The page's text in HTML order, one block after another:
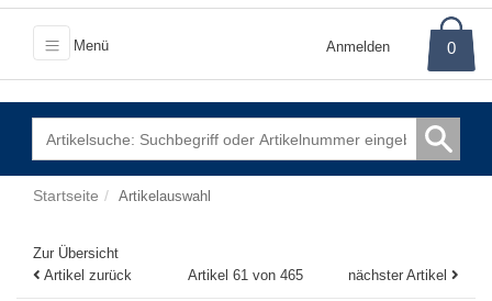
Menü Anmelden 0
Startseite Artikelauswahl
Zur Übersicht
Artikel zurück
Artikel 61 von 465 nächster Artikel